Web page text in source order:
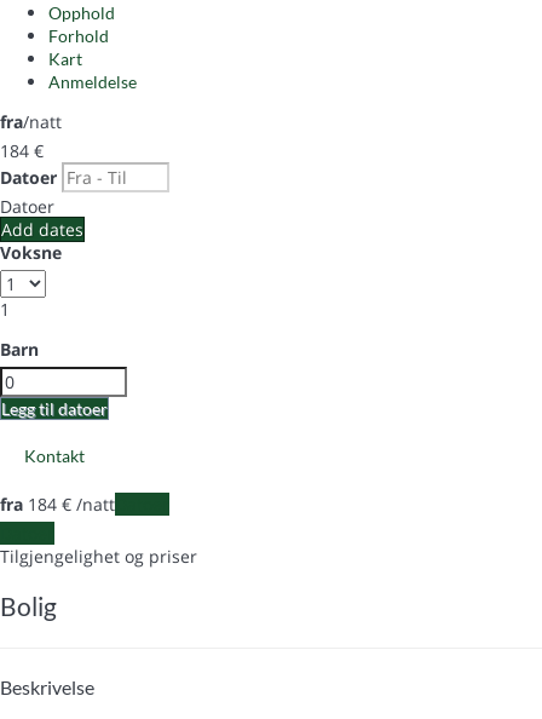
Opphold
Forhold
Kart
Anmeldelse
fra/natt
184 €
Datoer
Datoer
Add dates
Voksne
1
Barn
Legg til datoer
Kontakt
fra 184 € /natt
Tilgjengelighet og priser
Bolig
Beskrivelse